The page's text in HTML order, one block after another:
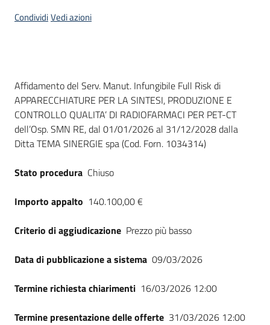
CondividiVedi azioni
Dati del bando
Affidamento del Serv. Manut. Infungibile Full Risk di
APPARECCHIATURE PER LA SINTESI, PRODUZIONE E
CONTROLLO QUALITA’ DI RADIOFARMACI PER PET-CT
dell’Osp. SMN RE, dal 01/01/2026 al 31/12/2028 dalla
Ditta TEMA SINERGIE spa (Cod. Forn. 1034314)
Stato procedura Chiuso
Importo appalto 140.100,00 €
Criterio di aggiudicazione Prezzo più basso
Data di pubblicazione a sistema 09/03/2026
Termine richiesta chiarimenti 16/03/2026 12:00
Termine presentazione delle offerte 31/03/2026 12:00